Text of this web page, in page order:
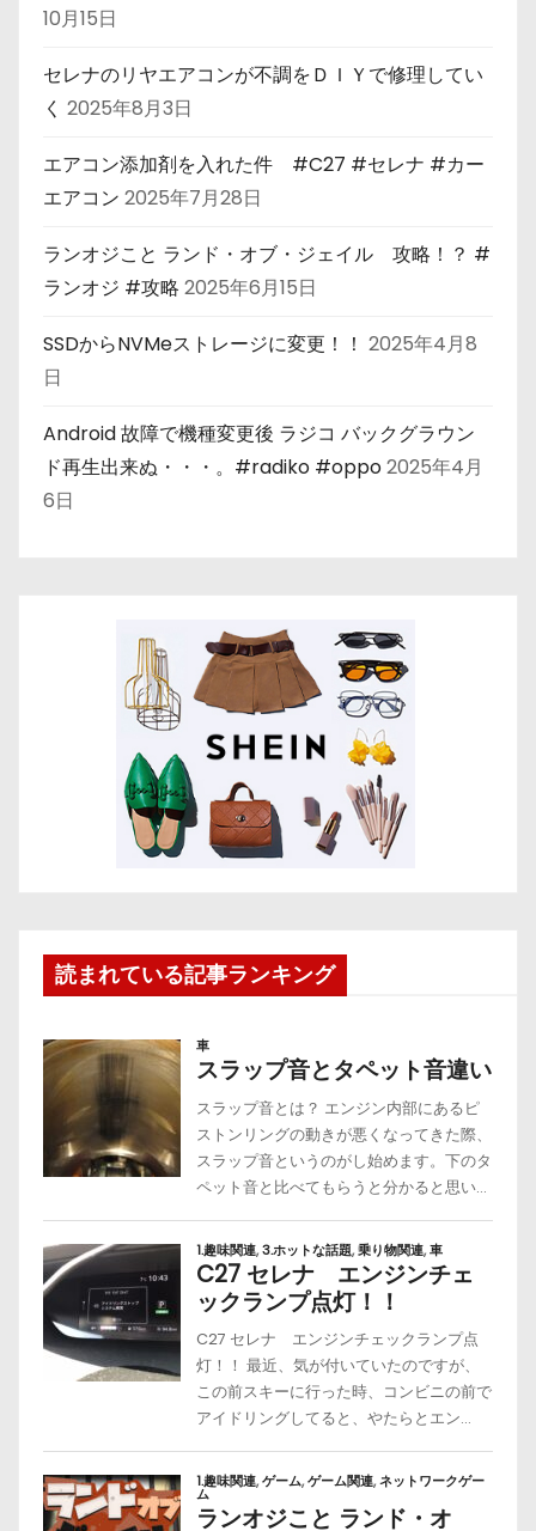
10月15日
セレナのリヤエアコンが不調をＤＩＹで修理してい
く 2025年8月3日
エアコン添加剤を入れた件 #C27 #セレナ #カー
エアコン 2025年7月28日
ランオジこと ランド・オブ・ジェイル 攻略！？ #
ランオジ #攻略 2025年6月15日
SSDからNVMeストレージに変更！！ 2025年4月8
日
Android 故障で機種変更後 ラジコ バックグラウン
ド再生出来ぬ・・・。#radiko #oppo2025年4月
6日
読まれている記事ランキング